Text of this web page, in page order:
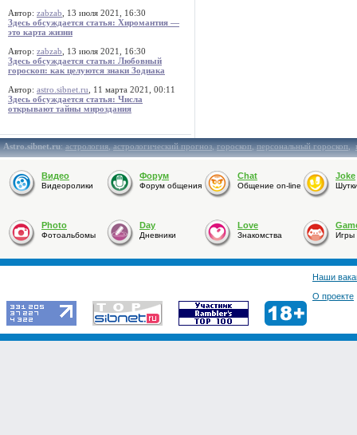
Автор: zabzab , 13 июля 2021, 16:30
Здесь обсуждается статья: Хиромантия —
это карта жизни
Автор: zabzab , 13 июля 2021, 16:30
Здесь обсуждается статья: Любовный
гороскоп: как целуются знаки Зодиака
Автор: astro.sibnet.ru , 11 марта 2021, 00:11
Здесь обсуждается статья: Числа
открывают тайны мироздания
Astro.sibnet.ru:астрология,астрологический прогноз,гороскоп,персональный гороскоп,
Видео
Видеоролики
Форум
Форум общения
Chat
Общение on-line
Joke
Photo
Фотоальбомы
Day
Дневники
Love
Знакомства Игры
Наши
О проекте